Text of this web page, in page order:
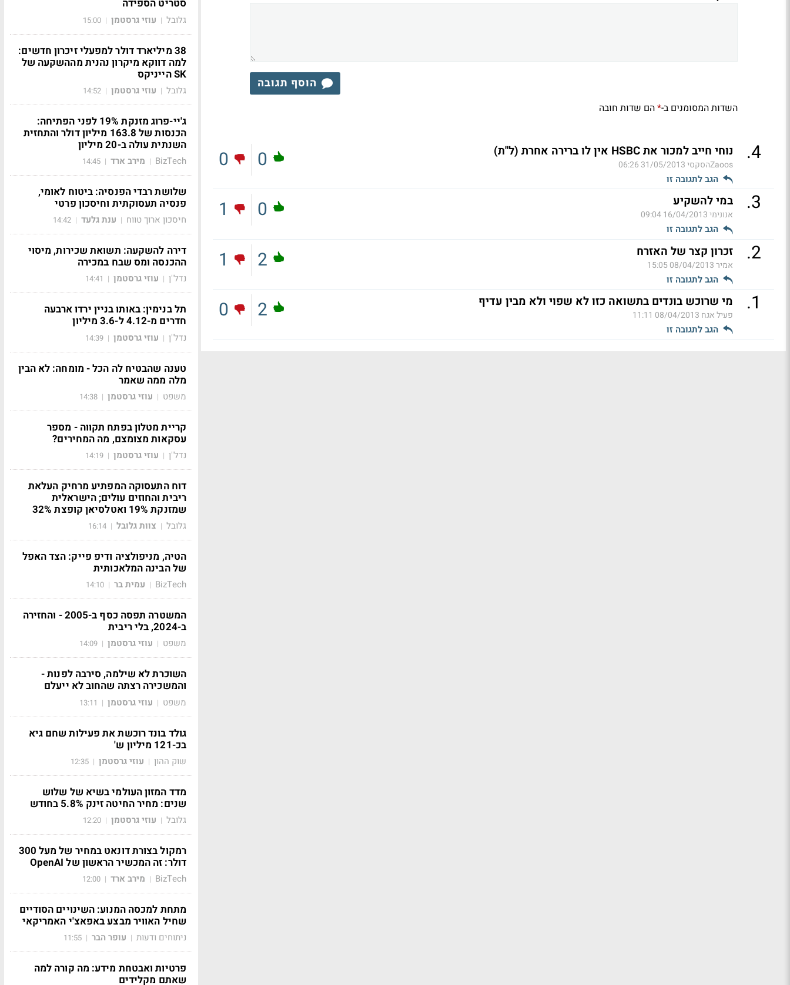
הוסף תגובה
השדות המסומנים ב-*הם שדות חובה
4
. נוחי חייב למכור את HSBC אין לו ברירה אחרת (ל"ת)
Zaoosהסקסי 31/05/2013 06:26
הגב לתגובה זו
0
0
3
. במי להשקיע
אנונימי16/04/2013 09:04
הגב לתגובה זו
0
1
2
. זכרון קצר של האזרח
אמיר08/04/2013 15:05
הגב לתגובה זו
2
1
1
. מי שרוכש בונדים בתשואה כזו לא שפוי ולא מבין עדיף
פעיל אגח 08/04/2013 11:11
הגב לתגובה זו
2
0
סטריט הספידה
גלובל | עוזי גרסטמן |
15:00
38 מיליארד דולר למפעלי זיכרון חדשים:
למה דווקא מיקרון נהנית מההשקעה של
SK הייניקס
גלובל | עוזי גרסטמן |
14:52
ג'יי-פרוג מזנקת 19% לפני הפתיחה:
הכנסות של 163.8 מיליון דולר והתחזית
השנתית עולה ב-20 מיליון
BizTech
| מירב ארד |
14:45
שלושת רבדי הפנסיה: ביטוח לאומי,
פנסיה תעסוקתית וחיסכון פרטי
חיסכון ארוך טווח | ענת גלעד |
14:42
דירה להשקעה: תשואת שכירות, מיסוי
ההכנסה ומס שבח במכירה
נדל"ן | עוזי גרסטמן |
14:41
תל בנימין: באותו בניין ירדו ארבעה
חדרים מ-4.12 ל-3.6 מיליון
נדל"ן | עוזי גרסטמן |
14:39
טענה שהבטיח לה הכל - מומחה: לא הבין
מלה ממה שאמר
משפט | עוזי גרסטמן |
14:38
קריית מטלון בפתח תקווה - מספר
עסקאות מצומצם, מה המחירים?
נדל"ן | עוזי גרסטמן |
14:19
דוח התעסוקה המפתיע מרחיק העלאת
ריבית והחוזים עולים; הישראלית
שמזנקת 19% ואטלסיאן קופצת 32%
גלובל | צוות גלובל |
16:14
הטיה, מניפולציה ודיפ פייק: הצד האפל
של הבינה המלאכותית
BizTech
| עמית בר |
14:10
המשטרה תפסה כסף ב-2005 - והחזירה
ב-2024, בלי ריבית
משפט | עוזי גרסטמן |
14:09
השוכרת לא שילמה, סירבה לפנות -
והמשכירה רצתה שהחוב לא ייעלם
משפט | עוזי גרסטמן |
13:11
גולד בונד רוכשת את פעילות שחם גיא
בכ-121 מיליון ש'
שוק ההון | עוזי גרסטמן |
12:35
מדד המזון העולמי בשיא של שלוש
שנים: מחיר החיטה זינק 5.8% בחודש
גלובל | עוזי גרסטמן |
12:20
רמקול בצורת דונאט במחיר של מעל 300
דולר: זה המכשיר הראשון של OpenAI
BizTech
| מירב ארד |
12:00
מתחת למכסה המנוע: השינויים הסודיים
שחיל האוויר מבצע באפאצ'י האמריקאי
ניתוחים ודעות | עופר הבר |
11:55
פרטיות ואבטחת מידע: מה קורה למה
שאתם מקלידים